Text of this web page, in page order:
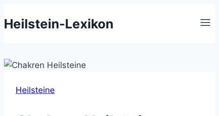
Inhalt
Heilstein-Lexikon
Heilsteine